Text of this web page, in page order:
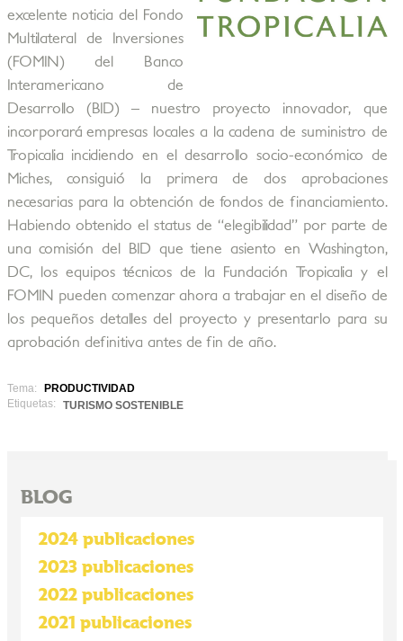
excelente noticia del Fondo
Multilateral de Inversiones
(FOMIN) del Banco
Interamericano de
Desarrollo (BID) – nuestro proyecto innovador, que
incorporará empresas locales a la cadena de suministro de
Tropicalia incidiendo en el desarrollo socio-económico de
Miches, consiguió la primera de dos aprobaciones
necesarias para la obtención de fondos de financiamiento.
Habiendo obtenido el status de “elegibilidad” por parte de
una comisión del BID que tiene asiento en Washington,
DC, los equipos técnicos de la Fundación Tropicalia y el
FOMIN pueden comenzar ahora a trabajar en el diseño de
los pequeños detalles del proyecto y presentarlo para su
aprobación definitiva antes de fin de año.
Tema:
PRODUCTIVIDAD
Etiquetas:
TURISMO SOSTENIBLE
BLOG
2024 publicaciones
2023 publicaciones
2022 publicaciones
2021 publicaciones